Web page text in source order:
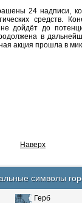
24 надписи,
средств.
дойдёт до
в
акция прошла в
Наверх
символы
Герб